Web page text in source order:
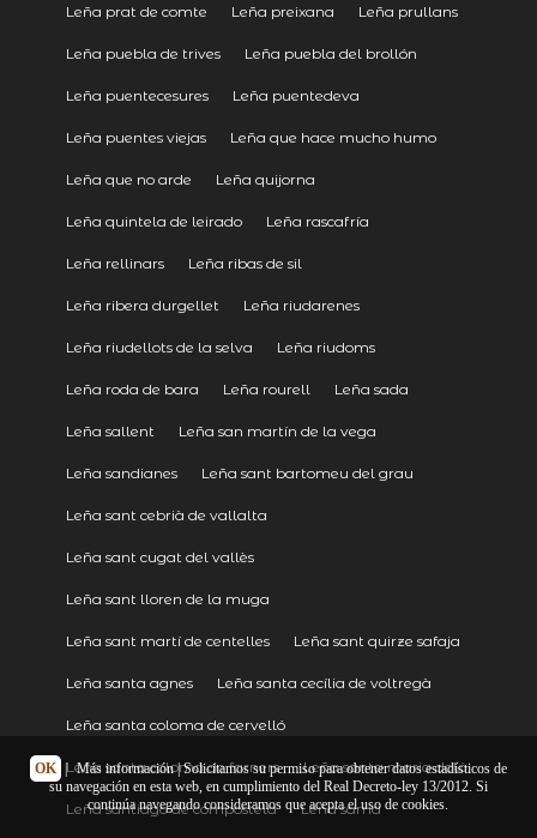
Leña prat de comte Leña preixana Leña prullans
Leña puebla de trives Leña puebla del brollón
Leña puentecesures Leña puentedeva
Leña puentes viejas Leña que hace mucho humo
Leña que no arde Leña quijorna
Leña quintela de leirado Leña rascafría
Leña rellinars Leña ribas de sil
Leña ribera durgellet Leña riudarenes
Leña riudellots de la selva Leña riudoms
Leña roda de bara Leña rourell Leña sada
Leña sallent Leña san martín de la vega
Leña sandianes Leña sant bartomeu del grau
Leña sant cebrià de vallalta
Leña sant cugat del vallès
Leña sant lloren de la muga
Leña sant martí de centelles Leña sant quirze safaja
Leña santa agnes Leña santa cecília de voltregà
Leña santa coloma de cervelló
Leña santa coloma de farners Leña santa maria doló
Leña santiago de compostela Leña sarria
OK | Más información| Solicitamos su permiso para obtener datos estadísticos de
su navegación en esta web, en cumplimiento del Real Decreto-ley 13/2012. Si
continúa navegando consideramos que acepta el uso de cookies.